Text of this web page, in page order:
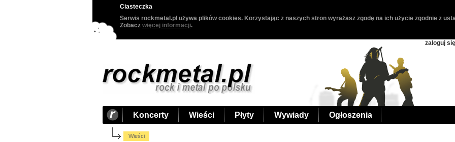
Ciasteczka
Serwis rockmetal.pl używa plików cookies. Korzystając z naszych stron wyrażasz zgodę na ich użycie zgodnie z
Zobacz więcej informacji.
zaloguj się
Koncerty Wieści Płyty Wywiady Ogłoszenia
Wieści